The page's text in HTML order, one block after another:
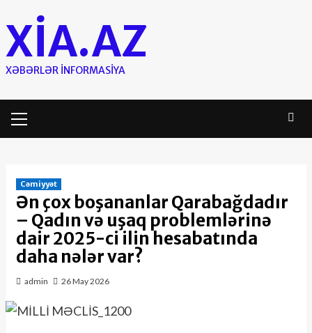
to
content
XIA.AZ
XƏBƏRLƏR INFORMASIYA
Menu
Cəmiyyət
Ən çox boşananlar Qarabağdadır
– Qadın və uşaq problemlərinə
dair 2025-ci ilin hesabatında
daha nələr var?
admin 26 May 2026